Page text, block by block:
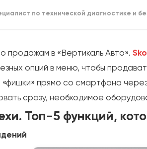
по технической диагностике и
в «Вертикаль Авто».
опций в меню, чтобы
«фишки» прямо со смартфона
сразу, необходимое
Топ-5 функций,